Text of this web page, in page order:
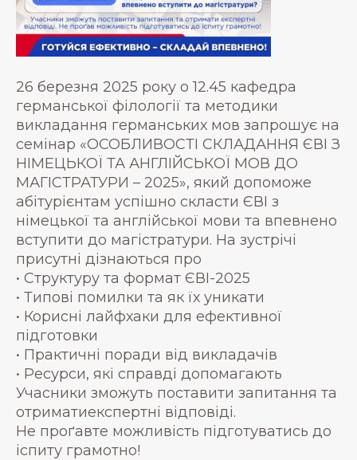
26 березня 2025 року о 12.45 кафедра
германської філології та методики
викладання германських мов запрошує на
семінар «ОСОБЛИВОСТІ СКЛАДАННЯ ЄВІ З
НІМЕЦЬКОЇ ТА АНГЛІЙСЬКОЇ МОВ ДО
МАГІСТРАТУРИ – 2025», який допоможе
абітурієнтам успішно скласти ЄВІ з
німецької та англійської мови та впевнено
вступити до магістратури. На зустрічі
присутні дізнаються про
• Структуру та формат ЄВІ-2025
• Типові помилки та як їх уникати
• Корисні лайфхаки для ефективної
підготовки
• Практичні поради від викладачів
• Ресурси, які справді допомагають
Учасники зможуть поставити запитання та
отриматиекспертні відповіді.
Не проґавте можливість підготуватись до
іспиту грамотно!